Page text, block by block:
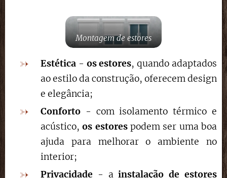
Montagem de estores
Estética - os estores, quando adaptados
ao estilo da construção, oferecem design
e elegância;
Conforto - com isolamento térmico e
acústico,os estorespodem ser uma boa
ajuda para melhorar o ambiente no
interior;
Privacidade - ainstalação de estores